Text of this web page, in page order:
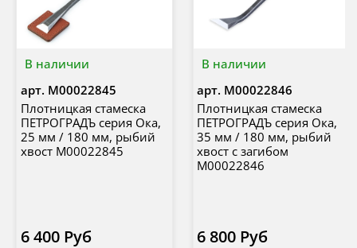
В наличии
арт. М00022845
Плотницкая стамеска
ПЕТРОГРАДЪ серия Ока,
25 мм / 180 мм, рыбий
хвост М00022845
6 400 Руб
В наличии
арт. М00022846
Плотницкая стамеска
ПЕТРОГРАДЪ серия Ока,
35 мм / 180 мм, рыбий
хвост с загибом
М00022846
6 800 Руб